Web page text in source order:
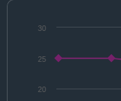
20
25
30